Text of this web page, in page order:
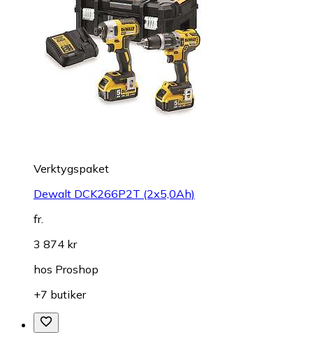
Verktygspaket
Dewalt DCK266P2T (2x5,0Ah)
fr.
3 874 kr
hos Proshop
+7 butiker